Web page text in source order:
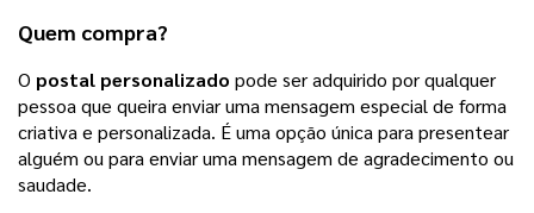
Quem compra?
O postal personalizado pode ser adquirido por qualquer
pessoa que queira enviar uma mensagem especial de forma
criativa e personalizada. É uma opção única para presentear
alguém ou para enviar uma mensagem de agradecimento ou
saudade.